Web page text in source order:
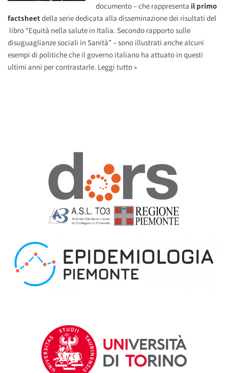
documento – che rappresenta il primo
factsheetdella serie dedicata alla disseminazione dei risultati del
libro “Equità nella salute in Italia. Secondo rapporto sulle
disuguaglianze sociali in Sanità” – sono illustrati anche alcuni
esempi di politiche che il governo italiano ha attuato in questi
ultimi anni per contrastarle. Leggi tutto »